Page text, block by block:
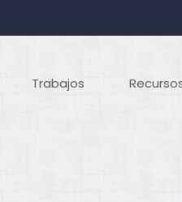
Trabajos